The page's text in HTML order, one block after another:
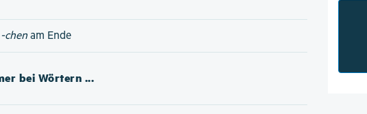
-chenam Ende
bei Wörtern ...